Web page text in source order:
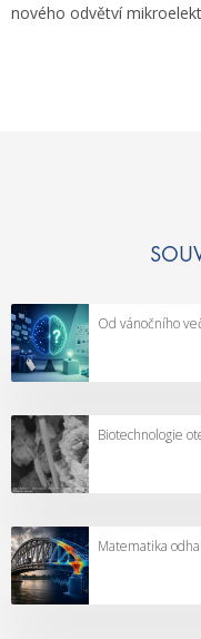
nového odvětví
Od vánočního
Biotechnologie
Matematika